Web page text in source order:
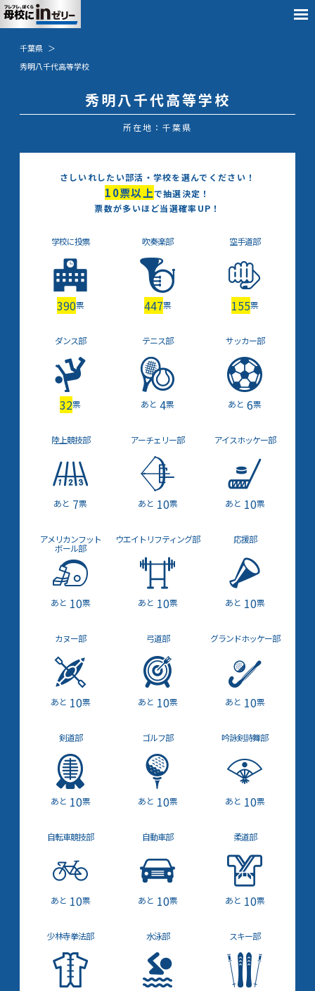
千葉県
秀明八千代高等学校
秀明八千代高等学校
所在地：千葉県
さしいれしたい部活・学校を選んでください！
10票以上で抽選決定！
票数が多いほど当選確率UP！
学校に投票
390票
吹奏楽部
447票
空手道部
155票
ダンス部
32票
テニス部
4票
サッカー部
6票
陸上競技部
7票
アーチェリー部
10票
アイスホッケー部
10票
アメリカンフット
ボール部
10票
ウエイト リフティング部
10票
応援部
10票
カヌー部
10票
弓道部
10票
グランドホッケー部
10票
剣道部
10票
ゴルフ部
10票
吟詠剣詩舞部
10票
自転車競技部
10票
自動車部
10票
柔道部
10票
少林寺拳法部 水泳部 スキー部